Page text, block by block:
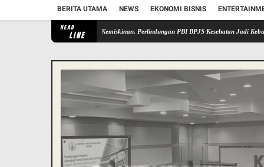
BERITA UTAMA NEWS EKONOMI BISNIS
HEAD
LINE
Keluarga ke Jurang Kemiskinan, Perlindungan PBI BPJS Kesehatan Jadi Kebutuhan